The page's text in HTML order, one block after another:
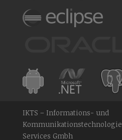
IKTS – Informations- und
Kommunikationstechnologie
Services Gmbh